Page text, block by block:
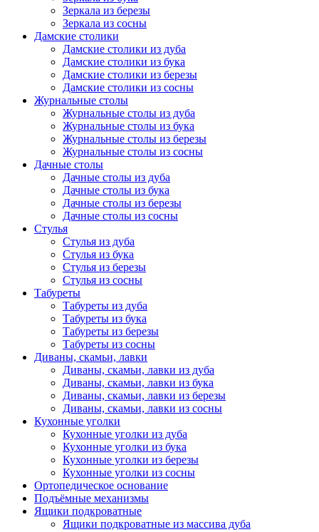
Зеркала из березы
Зеркала из сосны
Дамские столики
Дамские столики из дуба
Дамские столики из бука
Дамские столики из березы
Дамские столики из сосны
Журнальные столы
Журнальные столы из дуба
Журнальные столы из бука
Журнальные столы из березы
Журнальные столы из сосны
Дачные столы
Дачные столы из дуба
Дачные столы из бука
Дачные столы из березы
Дачные столы из сосны
Стулья
Стулья из дуба
Стулья из бука
Стулья из березы
Стулья из сосны
Табуреты
Табуреты из дуба
Табуреты из бука
Табуреты из березы
Табуреты из сосны
Диваны, скамьи, лавки
Диваны, скамьи, лавки из дуба
Диваны, скамьи, лавки из бука
Диваны, скамьи, лавки из березы
Диваны, скамьи, лавки из сосны
Кухонные уголки
Кухонные уголки из дуба
Кухонные уголки из бука
Кухонные уголки из березы
Кухонные уголки из сосны
Ортопедическое основание
Подъёмные механизмы
Ящики подкроватные
Ящики подкроватные из массива дуба